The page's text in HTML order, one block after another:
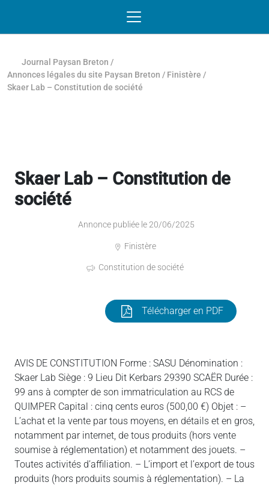
Journal Paysan Breton /
Annonces légales du site Paysan Breton / Finistère /
Skaer Lab – Constitution de société
Skaer Lab – Constitution de
société
Annonce publiée le 20/06/2025
Finistère
Constitution de société
Télécharger en PDF
AVIS DE CONSTITUTION Forme : SASU Dénomination :
Skaer Lab Siège : 9 Lieu Dit Kerbars 29390 SCAËR Durée :
99 ans à compter de son immatriculation au RCS de
QUIMPER Capital : cinq cents euros (500,00 €) Objet : –
L’achat et la vente par tous moyens, en détails et en gros,
notamment par internet, de tous produits (hors vente
soumise à réglementation) et notamment des jouets. –
Toutes activités d’affiliation. – L’import et l’export de tous
produits (hors produits soumis à réglementation). – La